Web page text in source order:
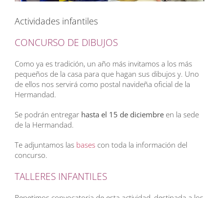
Actividades infantiles
CONCURSO DE DIBUJOS
Como ya es tradición, un año más invitamos a los más
pequeños de la casa para que hagan sus dibujos y. Uno
de ellos nos servirá como postal navideña oficial de la
Hermandad.
Se podrán entregar hasta el 15 de diciembre en la sede
de la Hermandad.
Te adjuntamos las bases con toda la información del
concurso.
TALLERES INFANTILES